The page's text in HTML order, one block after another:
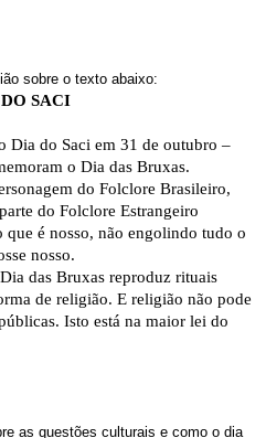
sobre o texto abaixo:
SACI
Dia do Saci em 31 de outubro –
o Dia das Bruxas.
do Folclore Brasileiro,
do Folclore Estrangeiro
que é nosso, não engolindo tudo o
nosso.
das Bruxas reproduz rituais
de religião. E religião não pode
Isto está na maior lei do
as questões culturais e como o dia